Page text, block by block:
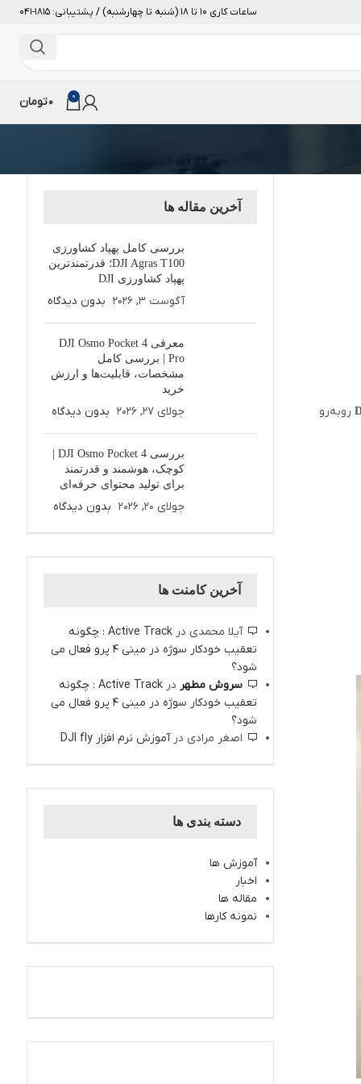
ساعات کاری 10 تا 18 (شنبه تا چهارشنبه) / پشتیبانی: 1815-041
0
0تومان
روبه‌رو
آخرین مقاله ها
بررسی کامل پهپاد کشاورزی
DJI Agras T100؛ قدرتمندترین
پهپاد کشاورزی DJI
آگوست 3, 2026 بدون دیدگاه
معرفی DJI Osmo Pocket 4
Pro | بررسی کامل
مشخصات، قابلیت‌ها و ارزش
خرید
جولای 27, 2026 بدون دیدگاه
بررسی DJI Osmo Pocket 4 |
کوچک، هوشمند و قدرتمند
برای تولید محتوای حرفه‌ای
جولای 20, 2026 بدون دیدگاه
آخرین کامنت ها
آیلا محمدی در
Active Track : چگونه
تعقیب خودکار سوژه در مینی 4 پرو فعال می
شود؟
سروش مطهردر
Active Track : چگونه
تعقیب خودکار سوژه در مینی 4 پرو فعال می
شود؟
اصغر مرادی درآموزش نرم افزار DJI fly
دسته بندی ها
آموزش ها
اخبار
مقاله ها
نمونه کارها
اینستاگرام کارتال